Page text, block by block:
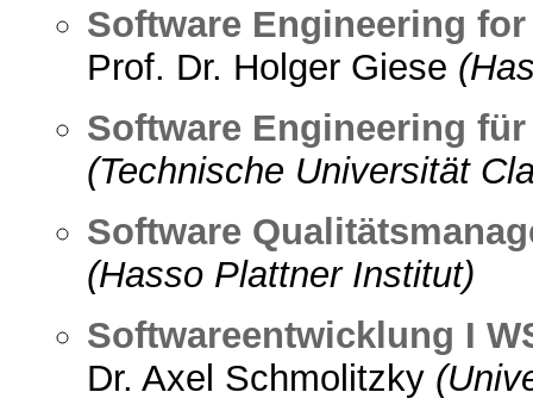
Software Engineering for
Prof. Dr. Holger Giese
Software Engineering
(Technische Universität
Software
(Hasso Plattner Institut)
Softwareentwicklung I
Dr. Axel Schmolitzky